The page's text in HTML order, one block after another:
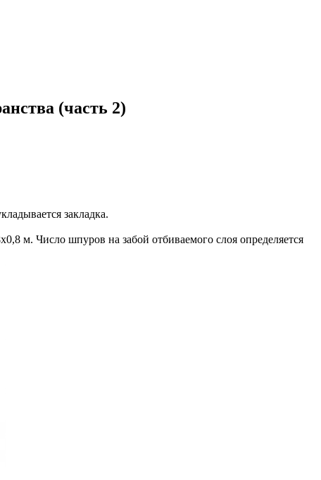
(часть 2)
закладка.
м. Число шпуров на забой отбиваемого слоя определяется